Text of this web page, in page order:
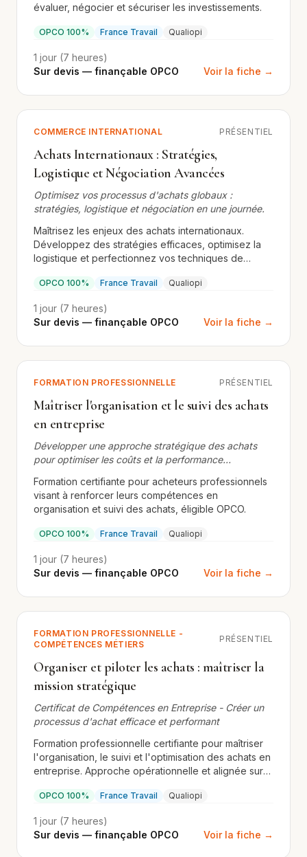
évaluer, négocier et sécuriser les investissements.
OPCO 100% France Travail Qualiopi
1 jour (7 heures)
Sur devis — finançable OPCO
Voir la fiche →
COMMERCE INTERNATIONAL PRÉSENTIEL
Achats Internationaux : Stratégies,
Logistique et Négociation Avancées
Optimisez vos processus d'achats globaux :
stratégies, logistique et négociation en une journée.
Maîtrisez les enjeux des achats internationaux.
Développez des stratégies efficaces, optimisez la
logistique et perfectionnez vos techniques de
OPCO 100% France Travail Qualiopi
1 jour (7 heures)
Sur devis — finançable OPCO
Voir la fiche →
FORMATION PROFESSIONNELLE PRÉSENTIEL
Maîtriser l'organisation et le suivi des achats
en entreprise
Développer une approche stratégique des achats
pour optimiser les coûts et la performance
Formation certifiante pour acheteurs professionnels
visant à renforcer leurs compétences en
organisation et suivi des achats, éligible OPCO.
OPCO 100% France Travail Qualiopi
1 jour (7 heures)
Sur devis — finançable OPCO
Voir la fiche →
FORMATION PROFESSIONNELLE -
COMPÉTENCES MÉTIERS
PRÉSENTIEL
Organiser et piloter les achats : maîtriser la
mission stratégique
Certificat de Compétences en Entreprise - Créer un
processus d'achat efficace et performant
Formation professionnelle certifiante pour maîtriser
l'organisation, le suivi et l'optimisation des achats en
entreprise. Approche opérationnelle et alignée sur
OPCO 100% France Travail Qualiopi
1 jour (7 heures)
Sur devis — finançable OPCO
Voir la fiche →